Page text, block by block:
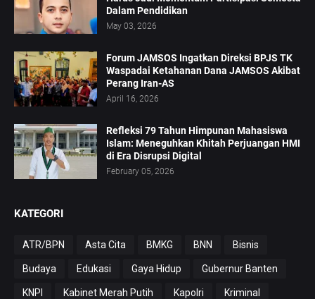
Dalam Pendidikan
May 03, 2026
Forum JAMSOS Ingatkan Direksi BPJS TK
Waspadai Ketahanan Dana JAMSOS Akibat
Perang Iran-AS
April 16, 2026
Refleksi 79 Tahun Himpunan Mahasiswa
Islam: Meneguhkan Khitah Perjuangan HMI
di Era Disrupsi Digital
February 05, 2026
KATEGORI
ATR/BPN Asta Cita BMKG BNN Bisnis
Budaya Edukasi Gaya Hidup Gubernur Banten
KNPI Kabinet Merah Putih Kapolri Kriminal